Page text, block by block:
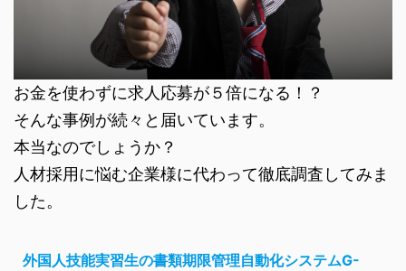
お金を使わずに求人応募が５倍になる！？
そんな事例が続々と届いています。
本当なのでしょうか？
人材採用に悩む企業様に代わって徹底調査してみま
した。
外国人技能実習生の書類期限管理自動化システムG-